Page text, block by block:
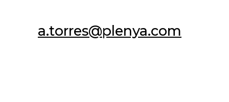
a.torres@plenya.com